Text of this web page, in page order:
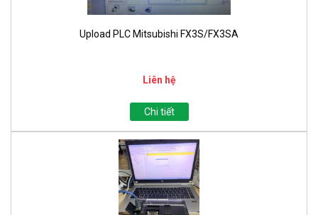
Upload PLC Mitsubishi FX3S/FX3SA
Liên hệ
Chi tiết